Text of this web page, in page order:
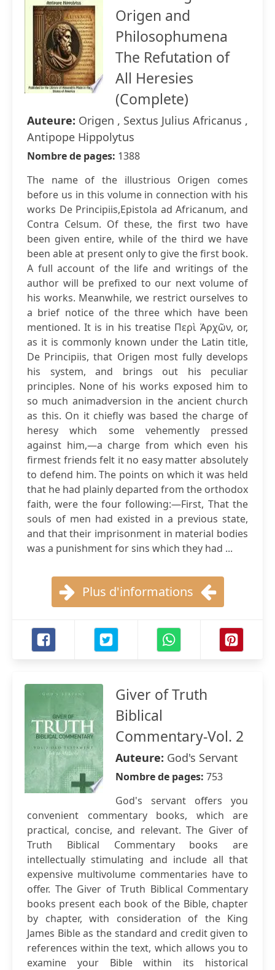
Origen and
Philosophumena
The Refutation of
All Heresies
(Complete)
Auteure: Origen , Sextus Julius Africanus ,
Antipope Hippolytus
Nombre de pages: 1388
The name of the illustrious Origen comes
before us in this volume in connection with his
works De Principiis,Epistola ad Africanum, and
Contra Celsum. Of these, the first two have
been given entire, while of the third we have
been able at present only to give the first book.
A full account of the life and writings of the
author will be prefixed to our next volume of
his works. Meanwhile, we restrict ourselves to
a brief notice of the three which have been
mentioned. It is in his treatise Περὶ Ἀρχῶν, or,
as it is commonly known under the Latin title,
De Principiis, that Origen most fully develops
his system, and brings out his peculiar
principles. None of his works exposed him to
so much animadversion in the ancient church
as this. On it chiefly was based the charge of
heresy which some vehemently pressed
against him,—a charge from which even his
firmest friends felt it no easy matter absolutely
to defend him. The points on which it was held
that he had plainly departed from the orthodox
faith, were the four following:—First, That the
souls of men had existed in a previous state,
and that their imprisonment in material bodies
was a punishment for sins which they had ...
Plus d'informations
Giver of Truth
Biblical
Commentary-Vol. 2
Auteure: God's Servant
Nombre de pages: 753
God's servant offers you
convenient commentary books, which are
practical, concise, and relevant. The Giver of
Truth Biblical Commentary books are
intellectually stimulating and include all that
expensive multivolume commentaries have to
offer. The Giver of Truth Biblical Commentary
books present each book of the Bible, chapter
by chapter, with consideration of the King
James Bible as the standard and credit given to
references within the text, which allows you to
examine your Bible within its historical